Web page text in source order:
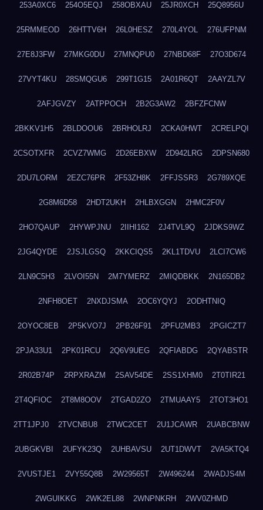
253A0XC6 254O5EQJ 258OBXAU 25JR0XCH 25Q8956U
25RMMEOD 26HTTV6H 26L0HESZ 270L4YOL 276UFPNM
27E8J3FW 27MKG0DU 27MNQPU0 27NBD68F 27O3D674
27VYT4KU 28SMQGU6 299T1G15 2A01R6QT 2AAYZL7V
2AFJGVZY 2ATPPOCH 2B2G3AW2 2BFZFCNW
2BKKV1H5 2BLDOOU6 2BRHOLRJ 2CKA0HWT 2CRELPQI
2CSOTXFR 2CVZ7WMG 2D26EBXW 2D942LRG 2DPSN680
2DU7LORM 2EZC76PR 2F53ZH8K 2FFJSSR3 2G789XQE
2G8M6D58 2HDT2UKH 2HLBXGGN 2HMC2F0V
2HO7QAUP 2HYWPJNU 2IIHI162 2J4TVL9Q 2JDKS9WZ
2JG4QYDE 2JSJLGSQ 2KKCIQS5 2KL1TDVU 2LCI7CW6
2LN9C5H3 2LVOI55N 2M7YMERZ 2MIQDBKK 2N165DB2
2NFH8OET 2NXDJSMA 2OC6YQYJ 2ODHTNIQ
2OYOC8EB 2P5KVO7J 2PB26F91 2PFU2MB3 2PGICZT7
2PJA33U1 2PK01RCU 2Q6V9UEG 2QFIABDG 2QYABSTR
2R02B74P 2RPXRAZM 2SAV54DE 2SS1XHM0 2T0TIR21
2T4QFIOC 2T8M8OOV 2TGAD2ZO 2TMUAAY5 2TOT3HO1
2TT1JPJ0 2TVCNBU8 2TWC2CET 2U1JCAWR 2UABCBNW
2UBGKVBI 2UFYK23Q 2UHBAVSU 2UT1DWVT 2VA5KTQ4
2VUSTJE1 2VY55Q8B 2W29565T 2W496244 2WADJS4M
2WGUIKKG 2WK2EL88 2WNPNKRH 2WV0ZHMD